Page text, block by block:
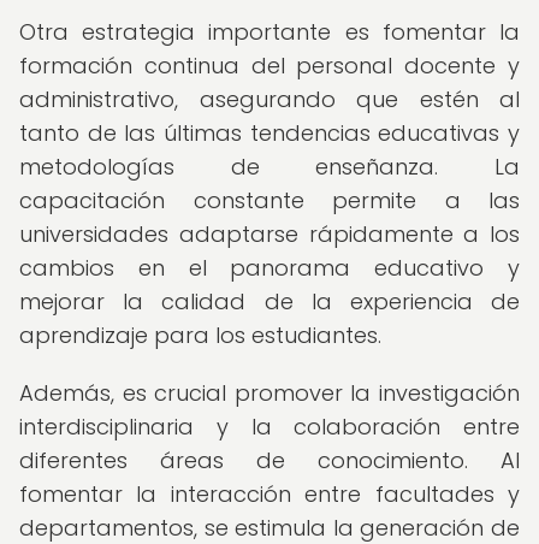
Otra estrategia importante es fomentar la
formación continua del personal docente y
administrativo, asegurando que estén al
tanto de las últimas tendencias educativas y
metodologías de enseñanza. La
capacitación constante permite a las
universidades adaptarse rápidamente a los
cambios en el panorama educativo y
mejorar la calidad de la experiencia de
aprendizaje para los estudiantes.
Además, es crucial promover la investigación
interdisciplinaria y la colaboración entre
diferentes áreas de conocimiento. Al
fomentar la interacción entre facultades y
departamentos, se estimula la generación de